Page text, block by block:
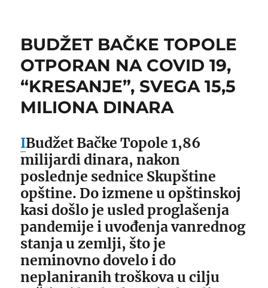
BUDŽET BAČKE TOPOLE
OTPORAN NA COVID 19,
“KRESANJE”, SVEGA 15,5
MILIONA DINARA
IBudžet Bačke Topole 1,86
milijardi dinara, nakon
poslednje sednice Skupštine
opštine. Do izmene u opštinskoj
kasi došlo je usled proglašenja
pandemije i uvođenja vanrednog
stanja u zemlji, što je
neminovno dovelo i do
neplaniranih troškova u cilju